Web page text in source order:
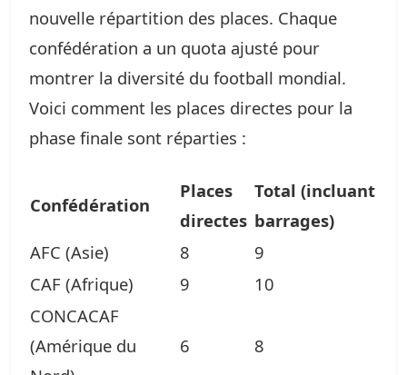
nouvelle répartition des places. Chaque
confédération a un quota ajusté pour
montrer la diversité du football mondial.
Voici comment les places directes pour la
phase finale sont réparties :
Confédération
Places
directes
Total (incluant
barrages)
AFC (Asie)
8
9
CAF (Afrique)
9
10
CONCACAF
(Amérique du
6 8